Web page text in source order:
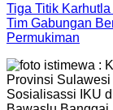
Tiga Titik
Tim Gabungan
Permukiman